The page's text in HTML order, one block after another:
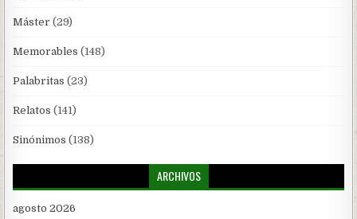
Máster (29)
Memorables (148)
Palabritas (23)
Relatos (141)
Sinónimos (138)
ARCHIVOS
agosto 2026